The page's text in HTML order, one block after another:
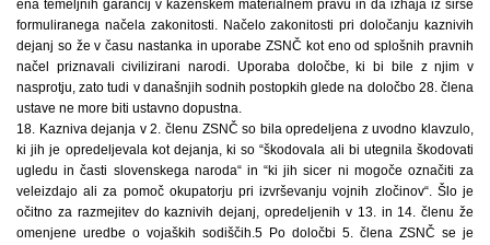
ena temeljnih garancij v kazenskem materialnem pravu in da izhaja iz širše
formuliranega načela zakonitosti. Načelo zakonitosti pri določanju kaznivih
dejanj so že v času nastanka in uporabe ZSNČ kot eno od splošnih pravnih
načel priznavali civilizirani narodi. Uporaba določbe, ki bi bile z njim v
nasprotju, zato tudi v današnjih sodnih postopkih glede na določbo 28. člena
ustave ne more biti ustavno dopustna.
18. Kazniva dejanja v 2. členu ZSNČ so bila opredeljena z uvodno klavzulo,
ki jih je opredeljevala kot dejanja, ki so “škodovala ali bi utegnila škodovati
ugledu in časti slovenskega naroda“ in “ki jih sicer ni mogoče označiti za
veleizdajo ali za pomoč okupatorju pri izvrševanju vojnih zločinov“. Šlo je
očitno za razmejitev do kaznivih dejanj, opredeljenih v 13. in 14. členu že
omenjene uredbe o vojaških sodiščih.5 Po določbi 5. člena ZSNČ se je